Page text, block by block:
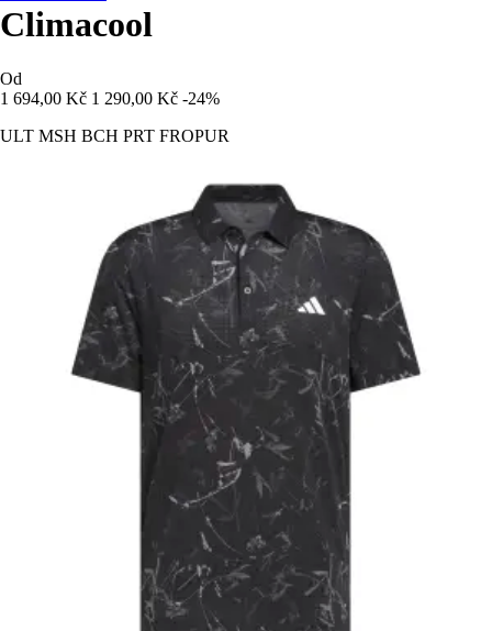
Climacool
Od
1 694,00 Kč 1 290,00 Kč -24%
ULT MSH BCH PRT FROPUR